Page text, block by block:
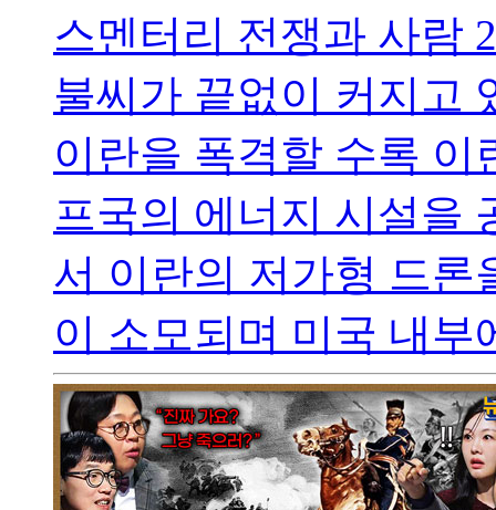
스멘터리 전쟁과 사람
불씨가 끝없이 커지고
이란을 폭격할 수록 이
프국의 에너지 시설을
서 이란의 저가형 드론
이 소모되며 미국 내부